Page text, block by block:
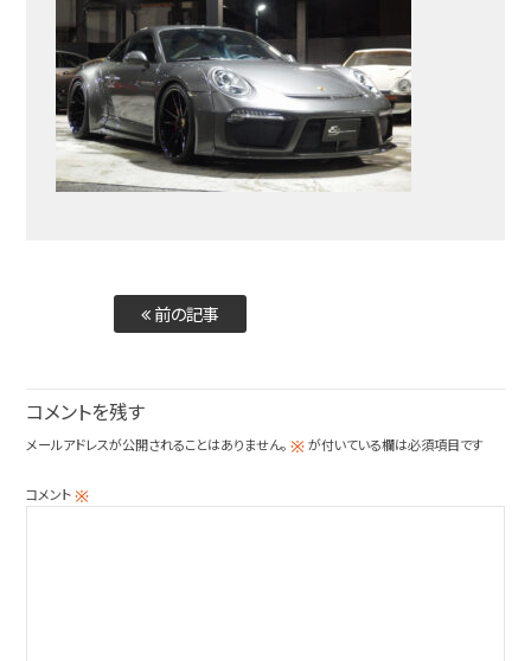
前の記事
コメントを残す
メールアドレスが公開されることはありません。 ※が付いている欄は必須項目です
コメント※